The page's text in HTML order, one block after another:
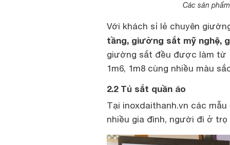
Các sản
Với khách sỉ lẻ chuyên
tầng, giường sắt mỹ nghệ,
giường sắt đều được làm từ
1m6, 1m8 cùng nhiều màu
2.2 Tủ sắt quần áo
Tại inoxdaithanh.vn các mẫu
nhiều gia đình, người đi ở